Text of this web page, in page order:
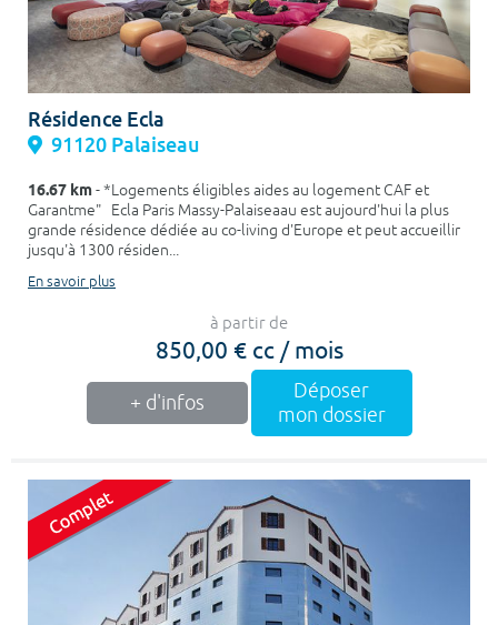
Résidence Ecla
91120 Palaiseau
16.67 km- *Logements éligibles aides au logement CAF et
Garantme" Ecla Paris Massy-Palaiseaau est aujourd'hui la plus
grande résidence dédiée au co-living d'Europe et peut accueillir
jusqu'à 1300 résiden...
En savoir plus
à partir de
850,00 € cc / mois
+ d'infos
Déposer
mon dossier